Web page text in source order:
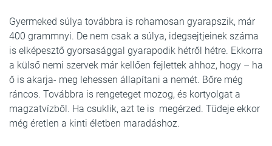
Gyermeked súlya továbbra is rohamosan gyarapszik, már
400 grammnyi. De nem csak a súlya, idegsejtjeinek száma
is elképesztő gyorsasággal gyarapodik hétről hétre. Ekkorra
a külső nemi szervek már kellően fejlettek ahhoz, hogy – ha
ő is akarja- meg lehessen állapítani a nemét. Bőre még
ráncos. Továbbra is rengeteget mozog, és kortyolgat a
magzatvízből. Ha csuklik, azt te is megérzed. Tüdeje ekkor
még éretlen a kinti életben maradáshoz.